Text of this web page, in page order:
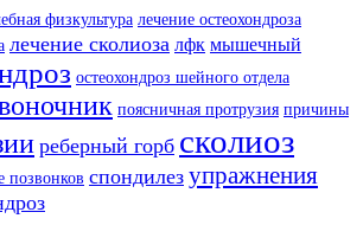
физкультура лечение остеохондроза
лечение сколиоза лфк мышечный
остеохондроз шейного отдела
поясничная протрузия причины
реберный горб сколиоз
позвонков спондилез упражнения